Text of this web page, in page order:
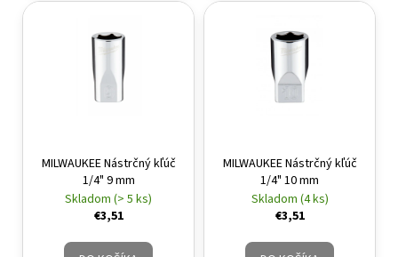
MILWAUKEE Nástrčný kľúč
1/4" 9 mm
Skladom (> 5 ks)
€3,51
MILWAUKEE Nástrčný kľúč
1/4" 10 mm
Skladom (4 ks)
€3,51